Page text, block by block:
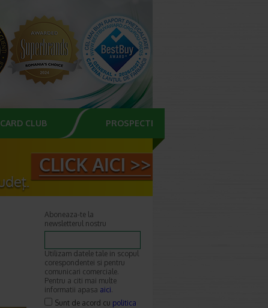
CARD CLUB PROSPECTE
Aboneaza-te la
newsletterul nostru
Utilizam datele tale in scopul
corespondentei si pentru
comunicari comerciale.
Pentru a citi mai multe
informatii apasa aici.
Sunt de acord cu politica